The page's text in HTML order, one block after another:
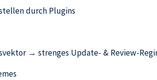
durch Plugins
→ strenges Update- & Review-